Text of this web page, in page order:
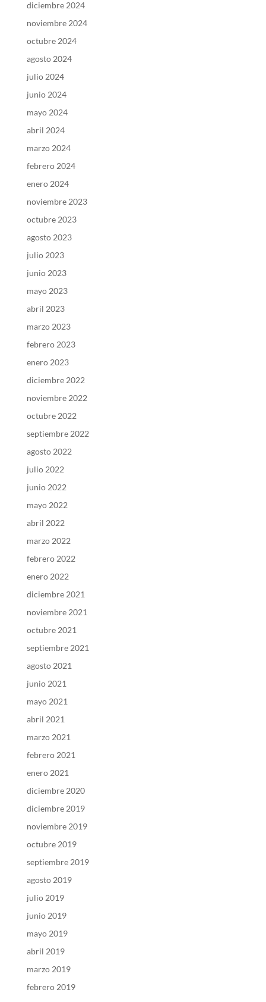
diciembre 2024
noviembre 2024
octubre 2024
agosto 2024
julio 2024
junio 2024
mayo 2024
abril 2024
marzo 2024
febrero 2024
enero 2024
noviembre 2023
octubre 2023
agosto 2023
julio 2023
junio 2023
mayo 2023
abril 2023
marzo 2023
febrero 2023
enero 2023
diciembre 2022
noviembre 2022
octubre 2022
septiembre 2022
agosto 2022
julio 2022
junio 2022
mayo 2022
abril 2022
marzo 2022
febrero 2022
enero 2022
diciembre 2021
noviembre 2021
octubre 2021
septiembre 2021
agosto 2021
junio 2021
mayo 2021
abril 2021
marzo 2021
febrero 2021
enero 2021
diciembre 2020
diciembre 2019
noviembre 2019
octubre 2019
septiembre 2019
agosto 2019
julio 2019
junio 2019
mayo 2019
abril 2019
marzo 2019
febrero 2019